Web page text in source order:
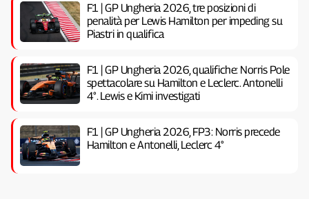
F1 | GP Ungheria 2026, tre posizioni di
penalità per Lewis Hamilton per impeding su
Piastri in qualifica
F1 | GP Ungheria 2026, qualifiche: Norris Pole
spettacolare su Hamilton e Leclerc. Antonelli
4°. Lewis e Kimi investigati
F1 | GP Ungheria 2026, FP3: Norris precede
Hamilton e Antonelli, Leclerc 4°